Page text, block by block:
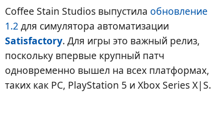
Coffee Stain Studios выпустила обновление
1.2 для симулятора автоматизации
Satisfactory. Для игры это важный релиз,
поскольку впервые крупный патч
одновременно вышел на всех платформах,
таких как PC, PlayStation 5 и Xbox Series X|S.